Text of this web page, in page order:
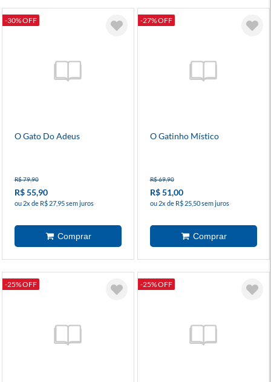
-30% OFF
O Gato Do Adeus
R$ 79,90
R$ 55,90
ou 2x de R$ 27,95 sem juros
-27% OFF
O Gatinho Místico
R$ 69,90
R$ 51,00
ou 2x de R$ 25,50 sem juros
-25% OFF -25% OFF